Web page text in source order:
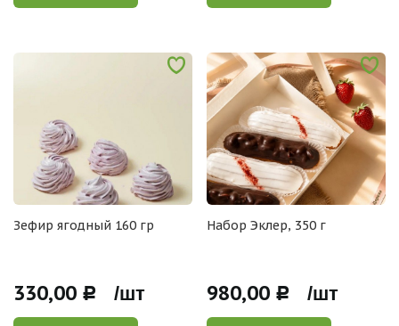
Зефир ягодный 160 гр
330,00 Р /шт
Набор Эклер, 350 г
980,00 Р /шт